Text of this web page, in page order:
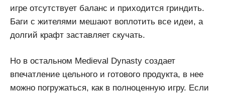
игре отсутствует баланс и приходится гриндить.
Баги с жителями мешают воплотить все идеи, а
долгий крафт заставляет скучать.
Но в остальном Medieval Dynasty создает
впечатление цельного и готового продукта, в нее
можно погружаться, как в полноценную игру. Если